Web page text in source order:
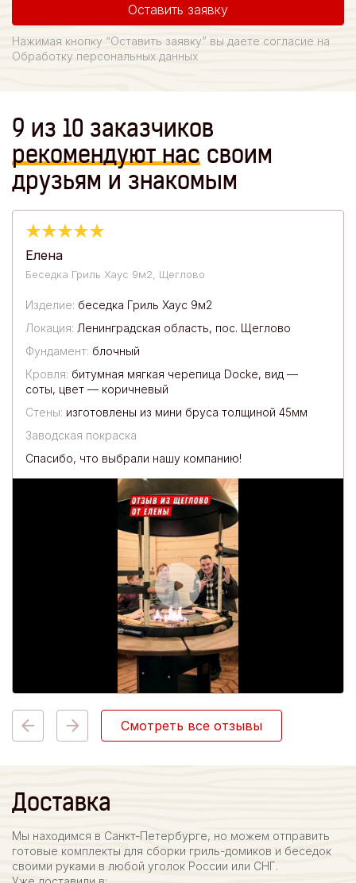
Оставить заявку
Нажимая кнопку “Оставить заявку” вы даете согласие на
Обработку персональных данных
9 из 10 заказчиков
рекомендуют нас своим
друзьям и знакомым
Елена
Беседка Гриль Хаус 9м2, Щеглово
Изделие: беседка Гриль Хаус 9м2
Локация: Ленинградская область, пос. Щеглово
Фундамент: блочный
Кровля: битумная мягкая черепица Docke, вид —
соты, цвет — коричневый
Стены: изготовлены из мини бруса толщиной 45мм
Заводская покраска
Спасибо, что выбрали нашу компанию!
Смотреть все отзывы
Доставка
Мы находимся в Санкт-Петербурге, но можем отправить
готовые комплекты для сборки гриль-домиков и беседок
своими руками в любой уголок России или СНГ.